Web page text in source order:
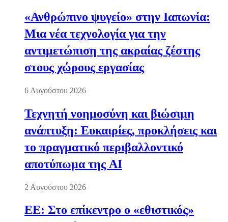
«Ανθρώπινο ψυγείο» στην Ιαπωνία:
Μια νέα τεχνολογία για την
αντιμετώπιση της ακραίας ζέστης
στους χώρους εργασίας
6 Αυγούστου 2026
Τεχνητή νοημοσύνη και βιώσιμη
ανάπτυξη: Ευκαιρίες, προκλήσεις και
το πραγματικό περιβαλλοντικό
αποτύπωμα της AI
2 Αυγούστου 2026
ΕΕ: Στο επίκεντρο ο «εθιστικός»